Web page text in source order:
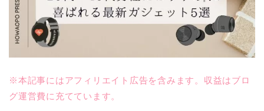
※本記事にはアフィリエイト広告を含みます。収益はブロ
グ運営費に充てています。